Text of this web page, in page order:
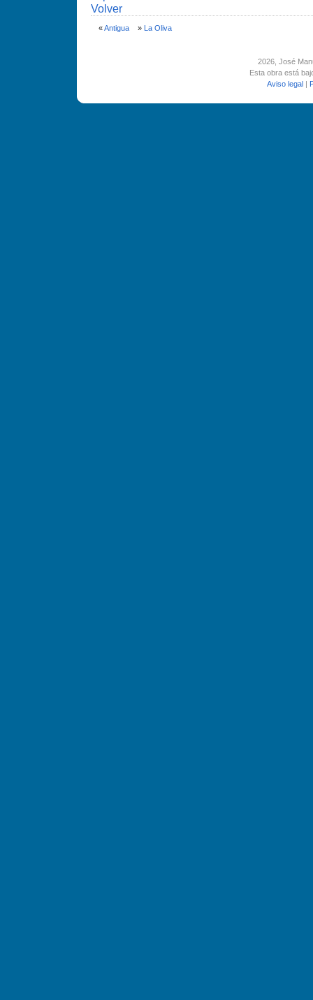
Volver
«Antigua» La Oliva
2026, José
Esta obra está
Aviso legal |